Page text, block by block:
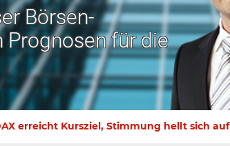
Börsen-
für die
erreicht Kursziel, Stimmung hellt sich auf